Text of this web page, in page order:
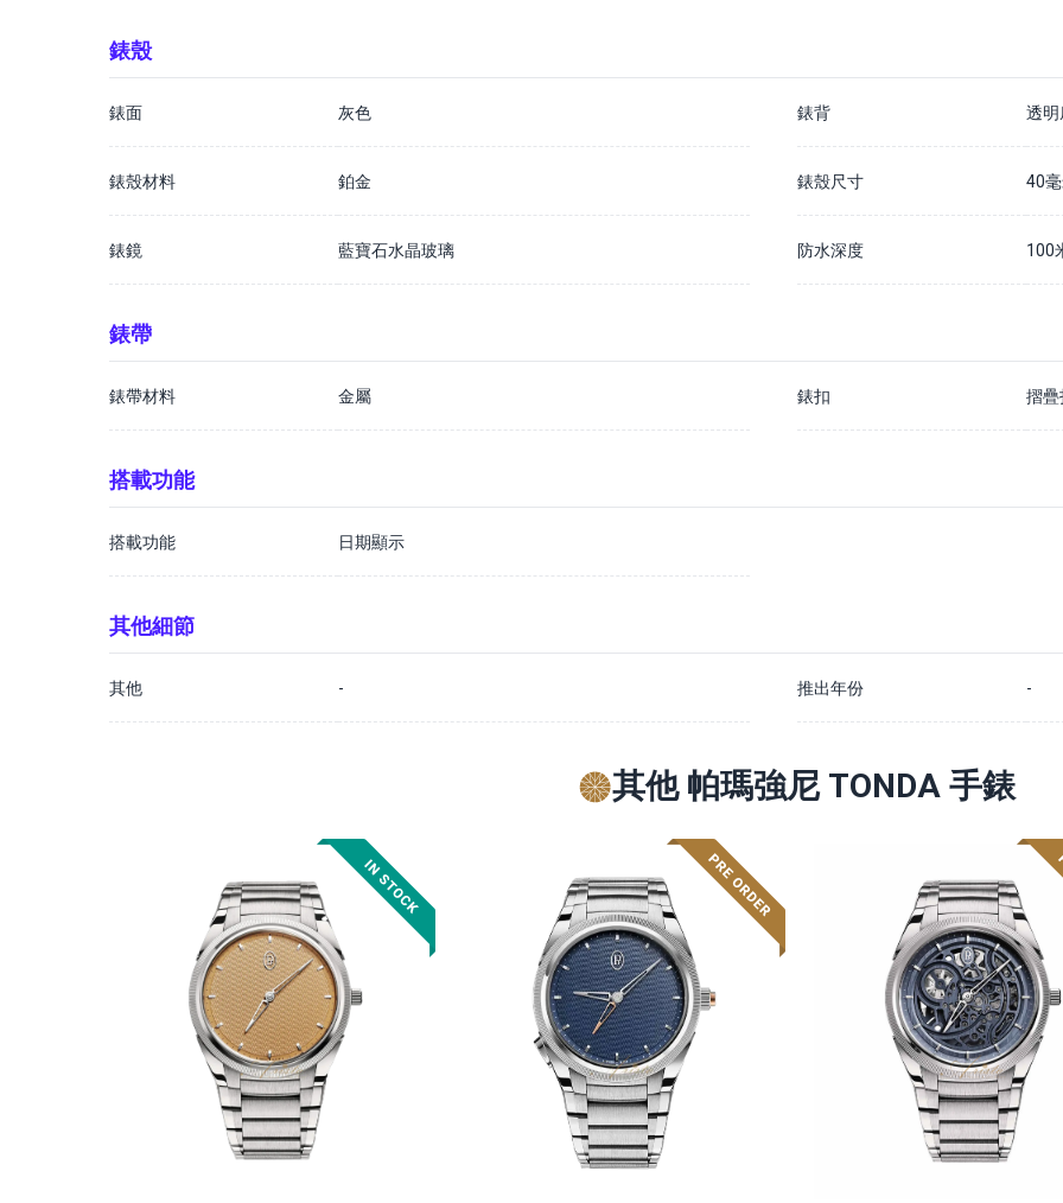
錶殼
錶面 灰色 錶背 透
錶殼材料 鉑金 錶殼尺寸 40
錶鏡 藍寶石水晶玻璃 防水深度 100
錶帶
錶帶材料 金屬 錶扣 摺疊
搭載功能
搭載功能 日期顯示
其他細節
其他 - 推出年份 -
其他 帕瑪強尼 TONDA 手錶